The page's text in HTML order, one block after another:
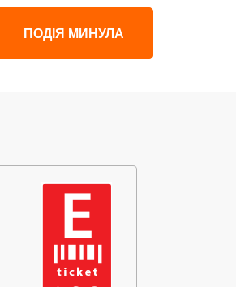
ПОДІЯ МИНУЛА